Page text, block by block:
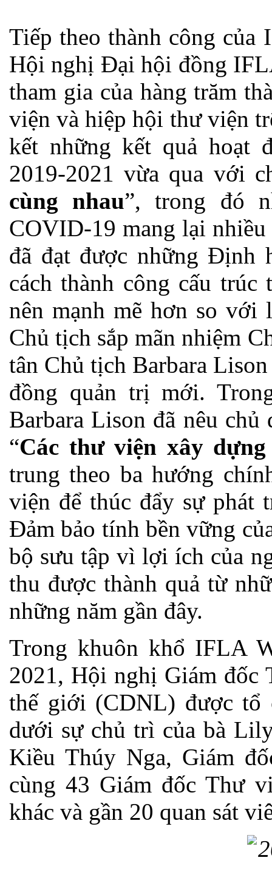
Tiếp theo thành công
Hội nghị Đại hội đồng
tham gia của hàng trăm
viện và hiệp hội thư viện
kết những kết quả hoạt
2019-2021 vừa qua với
cùng nhau”, trong đó
COVID-19 mang lại
đã đạt được những Định
cách thành công cấu
nên mạnh mẽ hơn so
Chủ tịch sắp mãn nhiệm
tân Chủ tịch Barbara
đồng quản trị mới.
Barbara Lison đã nêu
“Các thư viện xây
trung theo ba hướng
viện để thúc đẩy sự phát
Đảm bảo tính bền vững
bộ sưu tập vì lợi ích của
thu được thành quả từ
những năm gần đây.
Trong khuôn khổ IFLA
2021, Hội nghị Giám đốc
thế giới (CDNL) được tổ
dưới sự chủ trì của bà
Kiều Thúy Nga, Giám
cùng 43 Giám đốc Thư
khác và gần 20 quan sát